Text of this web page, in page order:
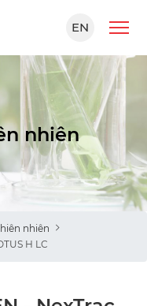
EN
nhiên
nhiên
H LC